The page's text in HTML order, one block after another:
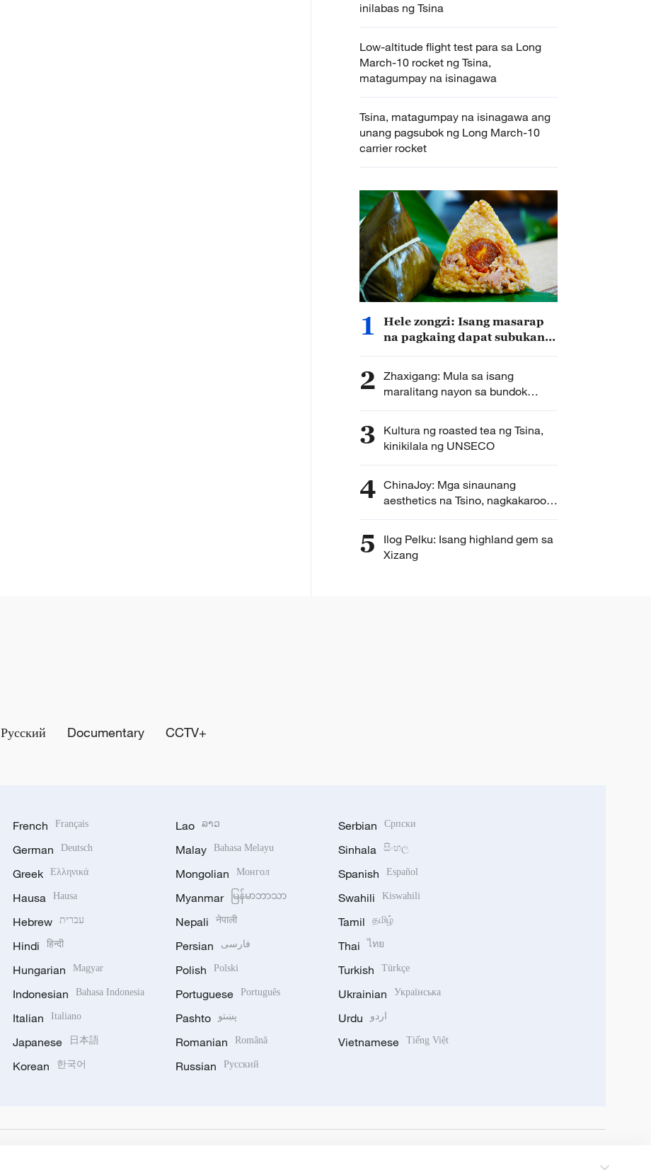
inilabas ng Tsina
Low-altitude flight test para sa Long
March-10 rocket ng Tsina,
matagumpay na isinagawa
Tsina, matagumpay na isinagawa ang
unang pagsubok ng Long March-10
carrier rocket
1
Hele zongzi: Isang masarap
na pagkaing dapat subukan
2 Zhaxigang: Mula sa isang
maralitang nayon sa bundok
hanggang sa isang bantog na
3
Kultura ng roasted tea ng Tsina,
kinikilala ng UNSECO
4 ChinaJoy: Mga sinaunang
aesthetics na Tsino, nagkakaroon
ng mga bagong anyo
5
Ilog Pelku: Isang highland gem sa
Xizang
Русский Documentary CCTV+
French Français
German Deutsch
Greek Ελληνικά
Hausa Hausa
Hebrew עברית
Hindi हिन्दी
Hungarian Magyar
Indonesian Bahasa Indonesia
Italian Italiano
Japanese 日本語
Korean 한국어
Lao ລາວ
Malay Bahasa Melayu
Mongolian Монгол
Myanmar မြန်မာဘာသာ
Nepali नेपाली
Persian فارسی
Polish Polski
Portuguese Português
Pashto پښتو
Romanian Română
Russian Русский
Serbian Српски
Sinhala සිංහල
Spanish Español
Swahili Kiswahili
Tamil தமிழ்
Thai ไทย
Turkish Türkçe
Ukrainian Українська
Urdu اردو
Vietnamese Tiếng Việt